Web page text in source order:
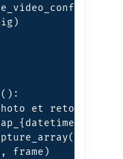
et retourne le
frame)